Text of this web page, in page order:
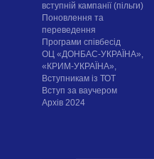
вступній кампанії (пільги)
Поновлення та
переведення
Програми співбесід
ОЦ «ДОНБАС-УКРАЇНА»,
«КРИМ-УКРАЇНА»,
Вступникам із ТОТ
Вступ за ваучером
Архів 2024